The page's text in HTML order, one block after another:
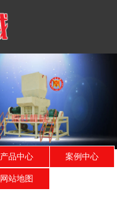
产品中心 案例中心
网站地图